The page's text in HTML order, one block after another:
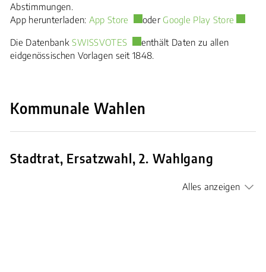
Abstimmungen.
App herunterladen: App Store Externer Link wird in einem
oderGoogle Play Store
Die DatenbankSWISSVOTES Externer Link wird in einem
enthält Daten zu allen
eidgenössischen Vorlagen seit 1848.
Kommunale Wahlen
Stadtrat, Ersatzwahl, 2. Wahlgang
Alles anzeigen